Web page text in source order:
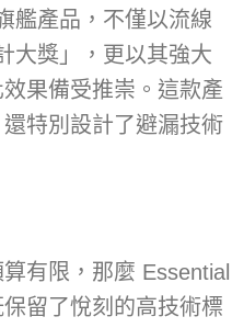
艦產品，不僅以流線
大獎」，更以其強大
果備受推崇。這款產
特別設計了避漏技術
有限，那麼 Essential
留了悅刻的高技術標